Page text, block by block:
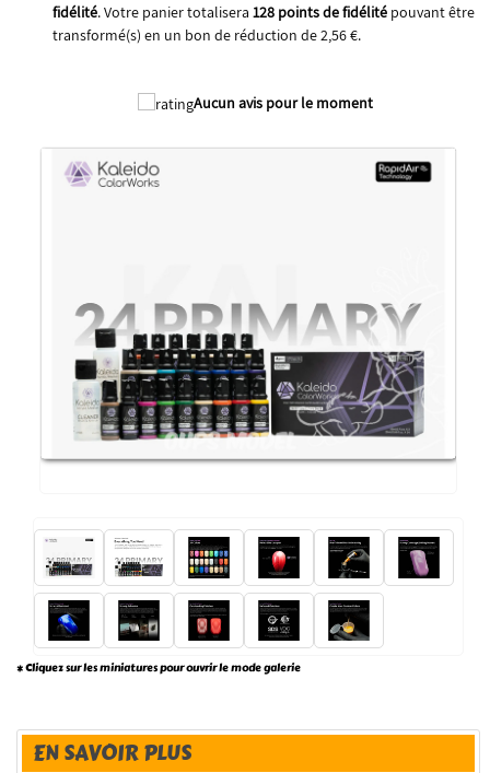
fidélité. Votre panier totalisera 128points de fidélitépouvant être
transformé(s) en un bon de réduction de2,56 €.
Aucun avis pour le moment
2026
* Cliquez sur les miniatures pour ouvrir le mode galerie
EN SAVOIR PLUS